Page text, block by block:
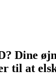
Dine
til at